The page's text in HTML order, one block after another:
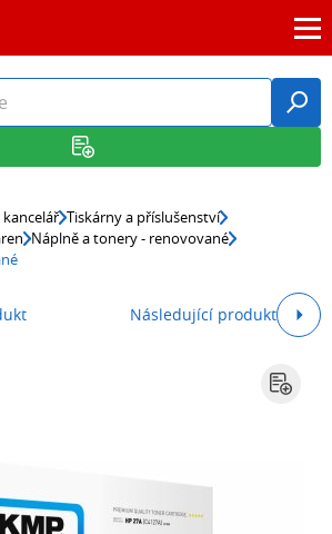
kancelář Tiskárny a příslušenství
Náplně a tonery - renovované
Následující produkt